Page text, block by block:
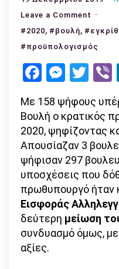
Leave a Comment on
ο
του
με
#2020, #βουλή,
#προϋπολογισμός
Facebook
Με 158 ψήφους
Βουλή ο κρατικός
2020, ψηφίζοντας
Απουσίαζαν 3
ψήφισαν 297
υποσχέσεις που
πρωθυπουργό ήταν
Εισφοράς
δεύτερη μείωση
συνδυασμό όμως, με
αξίες.